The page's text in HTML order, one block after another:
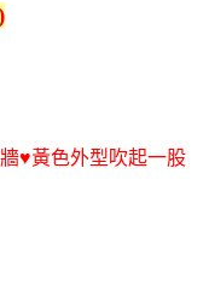
♥黃色外型吹起一股